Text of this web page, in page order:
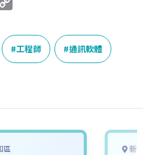
p
y
L
k
工程師 通訊軟體
區 新竹